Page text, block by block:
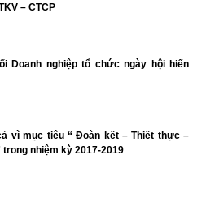
– CTCP
Doanh nghiệp tổ chức ngày hội hiến
vì mục tiêu “ Đoàn kết – Thiết thực –
trong nhiệm kỳ 2017-2019